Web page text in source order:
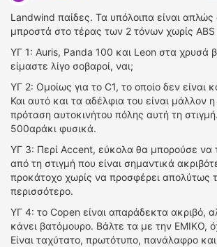
Landwind παίδες. Τα υπόλοιπα είναι
μπροστά στο τέρας των 2 τόνων χωρίς ABS
ΥΓ 1: Auris, Panda 100 και Leon στα χρυσά
είμαστε λίγο σοβαροί, ναι;
ΥΓ 2: Ομοίως για το C1, το οποίο δεν είναι
Και αυτό και τα αδέλφια του είναι μάλλον
πρόταση αυτοκινήτου πόλης αυτή τη
500αράκι φυσικά.
ΥΓ 3: Περί Accent, εύκολα θα μπορούσε να
από τη στιγμή που είναι σημαντικά
προκάτοχο χωρίς να προσφέρει απολύτως
περισσότερο.
ΥΓ 4: το Copen είναι απαράδεκτα ακριβό,
κάνει βατόμουρο. Βάλτε τα με την EMIKO,
Είναι ταχύτατο, πρωτότυπο, πανάλαφρο